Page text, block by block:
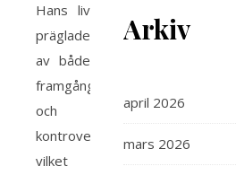
Hans liv
präglades
av både
framgångar
och
kontroverser,
vilket
Arkiv
april 2026
mars 2026